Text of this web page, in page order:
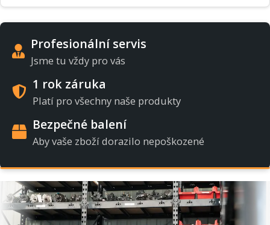
Profesionální servis
Jsme tu vždy pro vás
1 rok záruka
Platí pro všechny naše produkty
Bezpečné balení
Aby vaše zboží dorazilo nepoškozené